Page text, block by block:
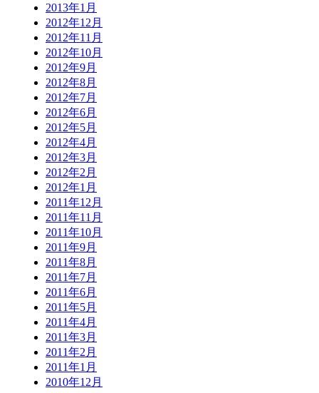
2013年1月
2012年12月
2012年11月
2012年10月
2012年9月
2012年8月
2012年7月
2012年6月
2012年5月
2012年4月
2012年3月
2012年2月
2012年1月
2011年12月
2011年11月
2011年10月
2011年9月
2011年8月
2011年7月
2011年6月
2011年5月
2011年4月
2011年3月
2011年2月
2011年1月
2010年12月